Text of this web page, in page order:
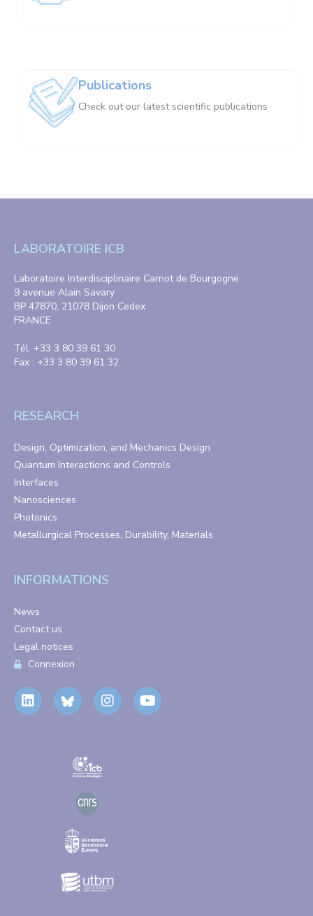
Publications
Check out our latest scientific publications
LABORATOIRE ICB
Laboratoire Interdisciplinaire Carnot de Bourgogne
9 avenue Alain Savary
BP 47870, 21078 Dijon Cedex
FRANCE
Tél. +33 3 80 39 61 30
Fax : +33 3 80 39 61 32
RESEARCH
Design, Optimization, and Mechanics Design
Quantum Interactions and Controls
Interfaces
Nanosciences
Photonics
Metallurgical Processes, Durability, Materials
INFORMATIONS
News
Contact us
Legal notices
Connexion